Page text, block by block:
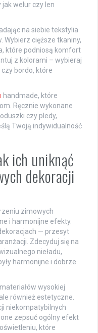
welur czy len
na siebie tekstylia
Wybierz cięższe tkaniny,
które podniosą komfort
z kolorami – wybieraj
czy bordo, które
handmade, które
Ręcznie wykonane
czy pledy,
Twoją indywidualność
ich uniknąć
dekoracji
zimowych
i harmonijne efekty.
— przesyt
Zdecyduj się na
nieładu,
harmonijne i dobrze
wysokiej
również estetyczne.
niekompatybilnych
zepsuć ogólny efekt
które